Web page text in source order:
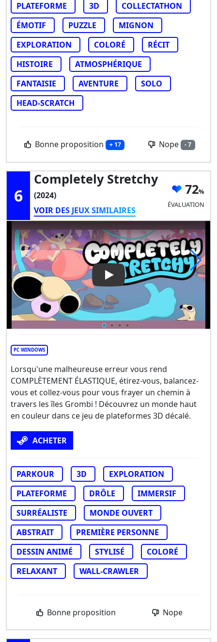
PLATEFORME 3D
COLLECTATHON
ÉMOTIF
PUZZLE
MIGNON
EXPLORATION
COLORÉ
RÉCIT
HISTOIRE
ATMOSPHÉRIQUE
FANTAISIE
AVENTURE
SOLO
HEAD-SCRATCH
Bonne proposition + 17 Nope - 7
6
Completely Stretchy
(2024)
VOIR DES JEUX SIMILAIRES
72
ÉVALUATION
Play Video: Completely
PC WINDOWS
Lorsqu'une malheureuse erreur vous rend
COMPLÈTEMENT ÉLASTIQUE, étirez-vous, balancez-
vous et collez-vous pour vous frayer un chemin à
travers les îles Grombi ! Découvrez un monde haut
en couleur dans ce jeu de plateformes 3D décalé.
ACHETER
PARKOUR 3D
EXPLORATION
PLATEFORME
DRÔLE
IMMERSIF
SURRÉALISTE
MONDE OUVERT
ABSTRAIT
PREMIÈRE PERSONNE
DESSIN ANIMÉ
STYLISÉ
COLORÉ
RELAXANT
WALL-CRAWLER
Bonne proposition Nope